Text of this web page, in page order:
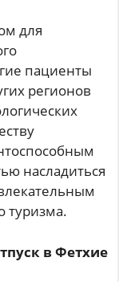
для
пациенты
регионов
насладиться
туризма.
в Фетхие